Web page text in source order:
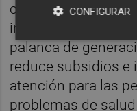
computarse como
inversión tras
palanca de
reduce subsidios e
atención para las
problemas de
CONFIGURAR